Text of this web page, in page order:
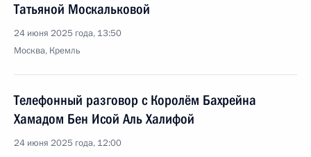
Татьяной Москальковой
24 июня 2025 года, 13:50
Москва, Кремль
Телефонный разговор с Королём Бахрейна
Хамадом Бен Исой Аль Халифой
24 июня 2025 года, 12:00